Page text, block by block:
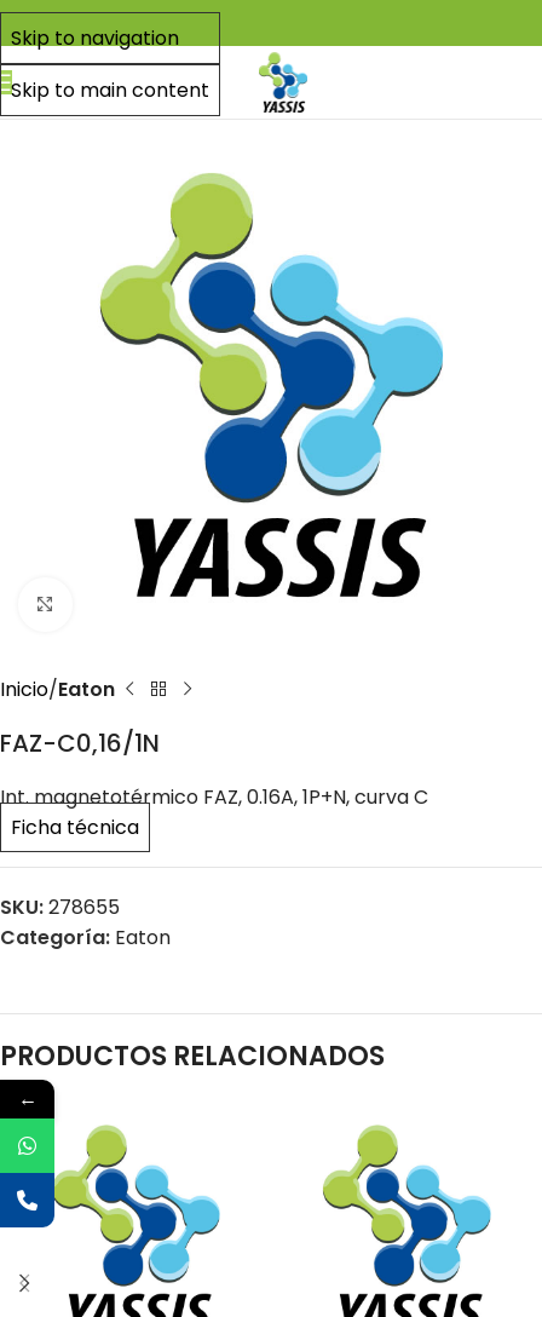
Skip to navigation
Skip to main content
Click to enlarge
Inicio Eaton
FAZ-C0,16/1N
Int. magnetotérmico FAZ, 0.16A, 1P+N, curva C
Ficha técnica
SKU:278655
Categoría: Eaton
PRODUCTOS RELACIONADOS
←